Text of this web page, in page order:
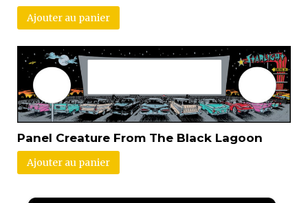
Ajouter au panier
Panel Creature From The Black Lagoon
Ajouter au panier